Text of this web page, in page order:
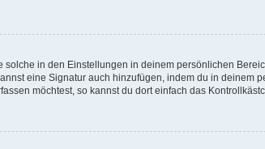
in den Einstellungen in deinem persönlichen
eine Signatur auch hinzufügen, indem du in
möchtest, so kannst du dort einfach das